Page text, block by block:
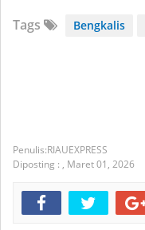
Tags Bengkalis
RIAUEXPRESS
Diposting : , Maret 01, 2026